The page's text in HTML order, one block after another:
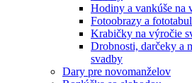
Hodiny a vankúše na
Fotoobrazy a
Krabičky na výročie
Drobnosti, darčeky a
svadby
Dary pre novomanželov